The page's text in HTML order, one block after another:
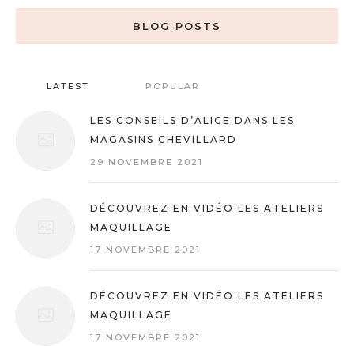
BLOG POSTS
LATEST POPULAR
LES CONSEILS D’ALICE DANS LES
MAGASINS CHEVILLARD
29 NOVEMBRE 2021
DÉCOUVREZ EN VIDÉO LES ATELIERS
MAQUILLAGE
17 NOVEMBRE 2021
DÉCOUVREZ EN VIDÉO LES ATELIERS
MAQUILLAGE
17 NOVEMBRE 2021